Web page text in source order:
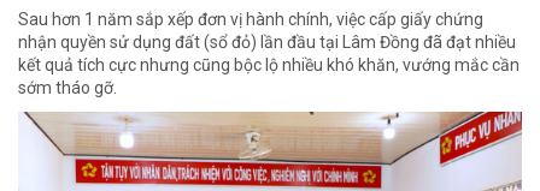
Sau hơn 1 năm sắp xếp đơn vị hành chính, việc cấp giấy chứng
nhận quyền sử dụng đất (sổ đỏ) lần đầu tại Lâm Đồng đã đạt nhiều
kết quả tích cực nhưng cũng bộc lộ nhiều khó khăn, vướng mắc cần
sớm tháo gỡ.